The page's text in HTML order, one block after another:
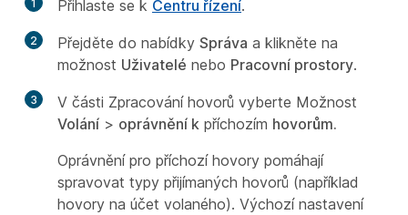
1 Přihlaste se k Centru řízení.
2 Přejděte do nabídky Správa a klikněte na
možnost Uživatelé nebo Pracovní prostory.
3
V části Zpracování hovorů vyberte Možnost
Volání > oprávnění k příchozím hovorům.
Oprávnění pro příchozí hovory pomáhají
spravovat typy přijímaných hovorů (například
hovory na účet volaného). Výchozí nastavení